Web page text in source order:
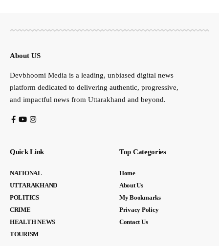
About US
Devbhoomi Media is a leading, unbiased digital news
platform dedicated to delivering authentic, progressive,
and impactful news from Uttarakhand and beyond.
Quick Link
NATIONAL
UTTARAKHAND
POLITICS
CRIME
HEALTH NEWS
TOURISM
Top Categories
Home
About Us
My Bookmarks
Privacy Policy
Contact Us